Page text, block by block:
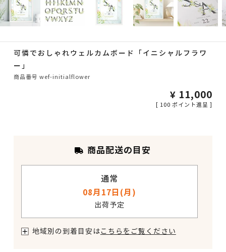
可憐でおしゃれウェルカムボード「イニシャルフラワ
ー」
商品番号 wef-initialflower
¥ 11,000
[ 100 ポイント進呈 ]
商品配送の目安
通常
08月17日(月)
出荷予定
地域別の到着目安はこちらをご覧ください